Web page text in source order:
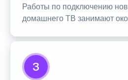
Работы по подключению
домашнего ТВ занимают
3